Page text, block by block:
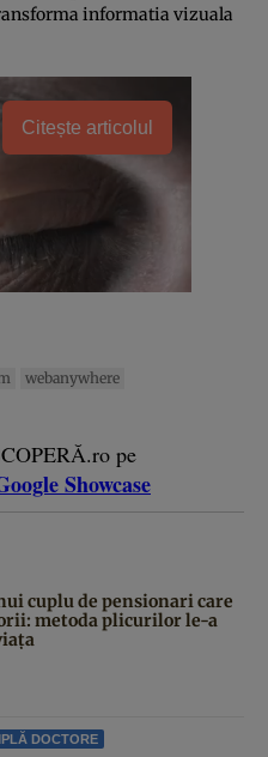
informatia vizuala
Citește articolul
webanywhere
pe
Showcase
cuplu de pensionari care
metoda plicurilor le-a
DOCTORE